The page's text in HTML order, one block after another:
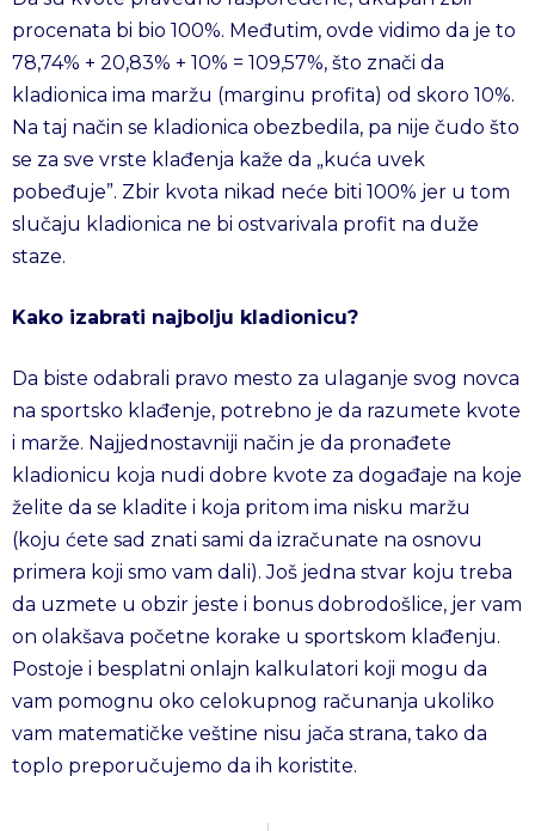
procenata bi bio 100%. Međutim, ovde vidimo da je to
78,74% + 20,83% + 10% = 109,57%, što znači da
kladionica ima maržu (marginu profita) od skoro 10%.
Na taj način se kladionica obezbedila, pa nije čudo što
se za sve vrste klađenja kaže da „kuća uvek
pobeđuje”. Zbir kvota nikad neće biti 100% jer u tom
slučaju kladionica ne bi ostvarivala profit na duže
staze.
Kako izabrati najbolju kladionicu?
Da biste odabrali pravo mesto za ulaganje svog novca
na sportsko klađenje, potrebno je da razumete kvote
i marže. Najjednostavniji način je da pronađete
kladionicu koja nudi dobre kvote za događaje na koje
želite da se kladite i koja pritom ima nisku maržu
(koju ćete sad znati sami da izračunate na osnovu
primera koji smo vam dali). Još jedna stvar koju treba
da uzmete u obzir jeste i bonus dobrodošlice, jer vam
on olakšava početne korake u sportskom klađenju.
Postoje i besplatni onlajn kalkulatori koji mogu da
vam pomognu oko celokupnog računanja ukoliko
vam matematičke veštine nisu jača strana, tako da
toplo preporučujemo da ih koristite.